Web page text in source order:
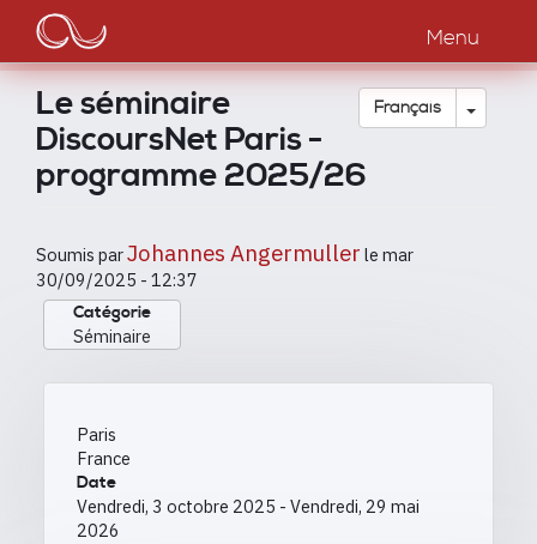
contenu
principal
Main
navigation
Menu
Français Toggle
Le séminaire
DiscoursNet Paris -
programme 2025/26
Soumis parJohannes Angermuller le mar
30/09/2025 - 12:37
Catégorie
Séminaire
Paris
France
Date
Vendredi, 3 octobre 2025 - Vendredi, 29 mai
2026